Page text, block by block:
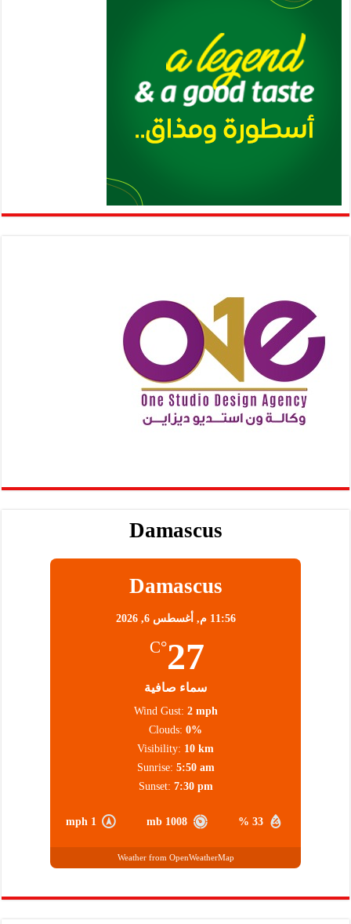
Damascus
Damascus
11:56 م, أغسطس 6, 2026
27
°C
سماء صافية
33 %
1008 mb
1 mph
Wind Gust: 2 mph
Clouds: 0%
Visibility: 10 km
Sunrise: 5:50 am
Sunset: 7:30 pm
Weather from OpenWeatherMap